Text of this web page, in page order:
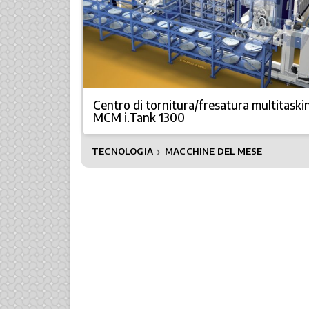
Centro di tornitura/fresatura
MCM i.Tank 1300
TECNOLOGIA ❯ MACCHINE DEL MESE